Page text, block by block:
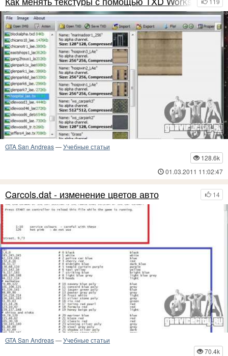
GTA San Andreas—Учебные статьи
128.6k
01.03.2011 11:02:47
14
Carcols.dat - изменение цветов авто
GTA San Andreas—Учебные статьи
70.4k